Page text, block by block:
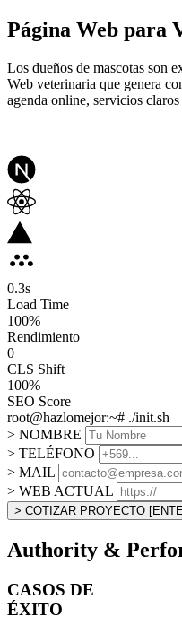
Página Web para
Los dueños de mascotas son
Web veterinaria que genera
agenda online, servicios
0.3s
Load Time
100%
Rendimiento
0
CLS Shift
100%
SEO Score
root@hazlomejor:~# ./init.sh
> NOMBRE
> TELÉFONO
> MAIL
> WEB ACTUAL
> COTIZAR PROYECTO
Authority &
CASOS DE
ÉXITO